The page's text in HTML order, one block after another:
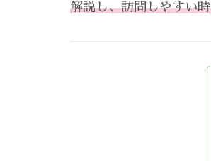
解説し、訪問しやすい